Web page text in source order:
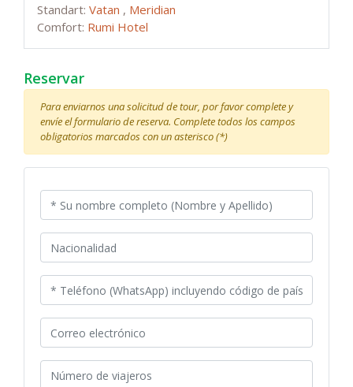
Standart: Vatan , Meridian
Comfort: Rumi Hotel
Reservar
Para enviarnos una solicitud de tour, por favor complete y
envíe el formulario de reserva. Complete todos los campos
obligatorios marcados con un asterisco (*)